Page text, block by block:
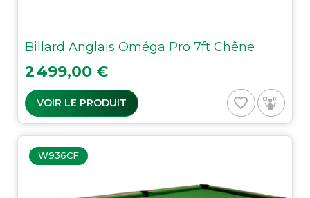
Billard Anglais Oméga Pro 7ft Chêne
Prix
2 499,00 €
VOIR LE PRODUIT favorite_border
W936CF